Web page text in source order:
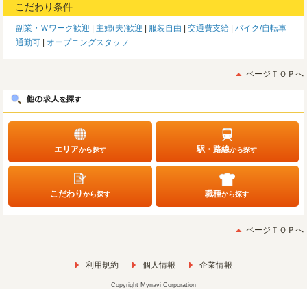
こだわり条件
副業・Ｗワーク歓迎 主婦(夫)歓迎 服装自由 交通費支給
バイク/自転車
通勤可
オープニングスタッフ
ページＴＯＰへ
エリアから探す 駅・路線から探す
こだわりから探す 職種から探す
ページＴＯＰへ
利用規約 個人情報 企業情報
Copyright Mynavi Corporation